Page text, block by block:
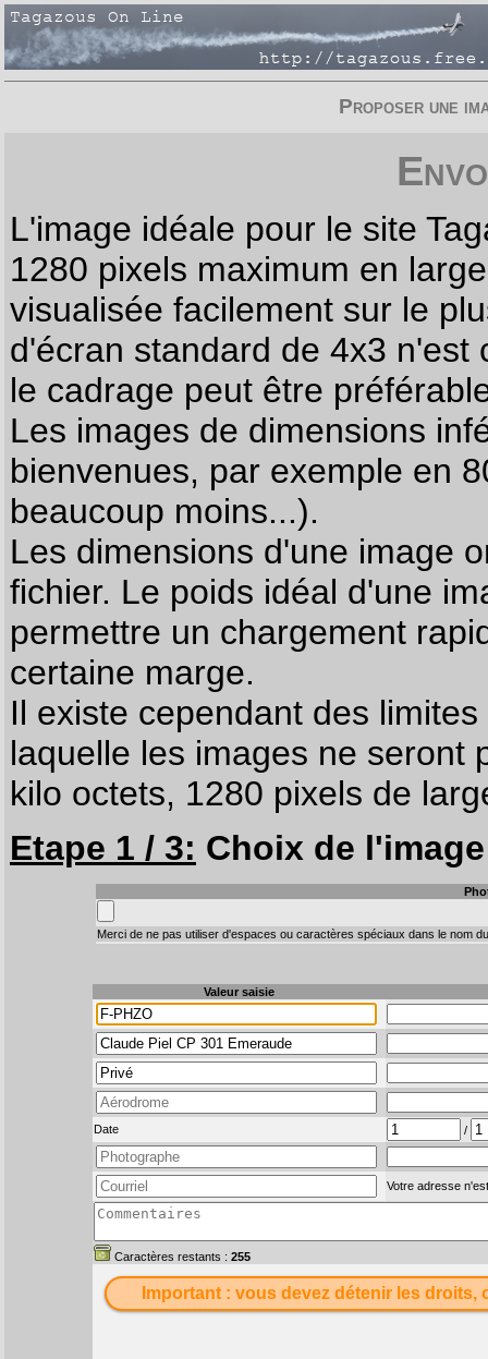
Proposer une
L'image idéale pour le site
1280 pixels maximum en
visualisée facilement sur le
d'écran standard de 4x3
le cadrage peut être
Les images de dimensions
bienvenues, par exemple en
beaucoup moins...).
Les dimensions d'une image
fichier. Le poids idéal d'une
permettre un chargement
certaine marge.
Il existe cependant des
laquelle les images ne seront
kilo octets, 1280 pixels de
Etape 1 / 3: Choix de
Merci de ne pas utiliser d'espaces ou caractères spéciaux dans le nom
Valeur saisie
Date /
Votre adresse
Caractères restants : 255
Important : vous devez détenir les